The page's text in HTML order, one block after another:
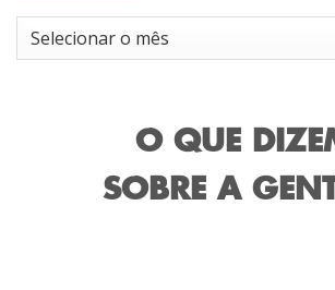
Arquivos
O QUE
SOBRE A